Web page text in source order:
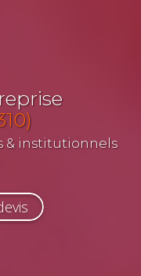
& institutionnels